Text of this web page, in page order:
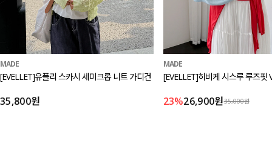
MADE
[EVELLET]유플리 스카시 세미크롭 니트 가디건
35,800원
MADE
[EVELLET]히비케 시스루 루즈핏
23%26,900원35,000원